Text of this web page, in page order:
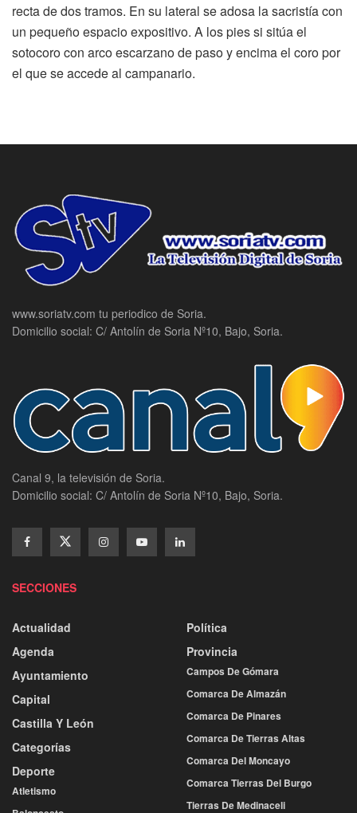
recta de dos tramos. En su lateral se adosa la sacristía con
un pequeño espacio expositivo. A los pies si sitúa el
sotocoro con arco escarzano de paso y encima el coro por
el que se accede al campanario.
www.soriatv.com tu periodico de Soria.
Domicilio social: C/ Antolín de Soria Nº10, Bajo, Soria.
Canal 9, la televisión de Soria.
Domicilio social: C/ Antolín de Soria Nº10, Bajo, Soria.
SECCIONES
Actualidad
Agenda
Ayuntamiento
Capital
Castilla Y León
Categorías
Deporte
Atletismo
Política
Provincia
Campos De Gómara
Comarca De Almazán
Comarca De Pinares
Comarca De Tierras Altas
Comarca Del Moncayo
Comarca Tierras Del Burgo
Tierras De Medinaceli